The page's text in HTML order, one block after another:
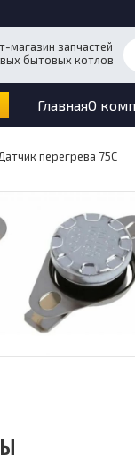
магазин запчастей
бытовых котлов
ГлавнаяО
Датчик перегрева 75С